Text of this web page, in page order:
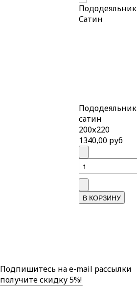
Пододеяльник
сатин
200х220
1340,00 руб
Подпишитесь на e-mail рассылки
получите скидку 5%!